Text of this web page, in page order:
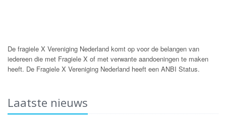
De fragiele X Vereniging Nederland komt op voor de belangen van
iedereen die met Fragiele X of met verwante aandoeningen te maken
heeft. De Fragiele X Vereniging Nederland heeft een ANBI Status.
Laatste nieuws